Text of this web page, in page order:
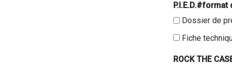
P.I.E.D.#format
Dossier de
Fiche
ROCK THE